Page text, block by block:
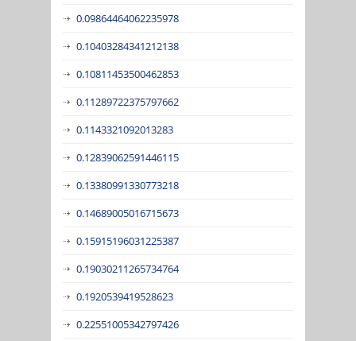
0.09864464062235978
0.10403284341212138
0.10811453500462853
0.11289722375797662
0.1143321092013283
0.12839062591446115
0.13380991330773218
0.14689005016715673
0.15915196031225387
0.19030211265734764
0.1920539419528623
0.22551005342797426